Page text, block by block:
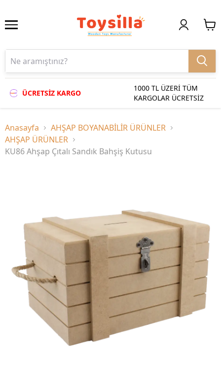
ÜCRETSİZ KARGO
1000 TL ÜZERİ TÜM
KARGOLAR ÜCRETSİZ
Anasayfa
AHŞAP BOYANABİLİR ÜRÜNLER
AHŞAP ÜRÜNLER
KU86 Ahşap Çıtalı Sandık Bahşiş Kutusu